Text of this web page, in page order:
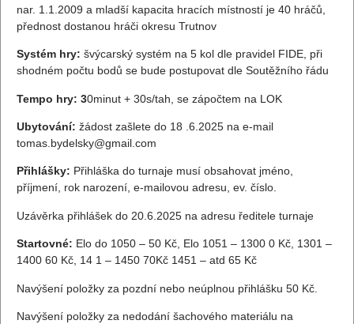
nar. 1.1.2009 a mladší kapacita hracích místností je 40 hráčů,
přednost dostanou hráči okresu Trutnov
Systém hry: švýcarský systém na 5 kol dle pravidel FIDE, při
shodném počtu bodů se bude postupovat dle Soutěžního řádu
Tempo hry: 30minut + 30s/tah, se zápočtem na LOK
Ubytování: žádost zašlete do 18 .6.2025 na e-mail
tomas.bydelsky@gmail.com
Přihlášky: Přihláška do turnaje musí obsahovat jméno,
příjmení, rok narození, e-mailovou adresu, ev. číslo.
Uzávěrka přihlášek do 20.6.2025 na adresu ředitele turnaje
Startovné: Elo do 1050 – 50 Kč, Elo 1051 – 1300 0 Kč, 1301 –
1400 60 Kč, 14 1 – 1450 70Kč 1451 – atd 65 Kč
Navýšení položky za pozdní nebo neúplnou přihlášku 50 Kč.
Navýšení položky za nedodání šachového materiálu na